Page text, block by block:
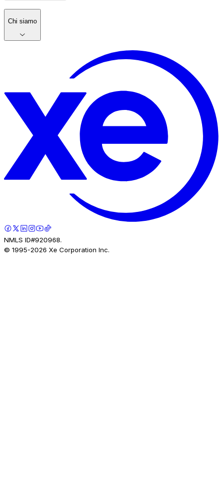
Chi siamo
NMLS ID#920968.
© 1995-2026 Xe Corporation Inc.